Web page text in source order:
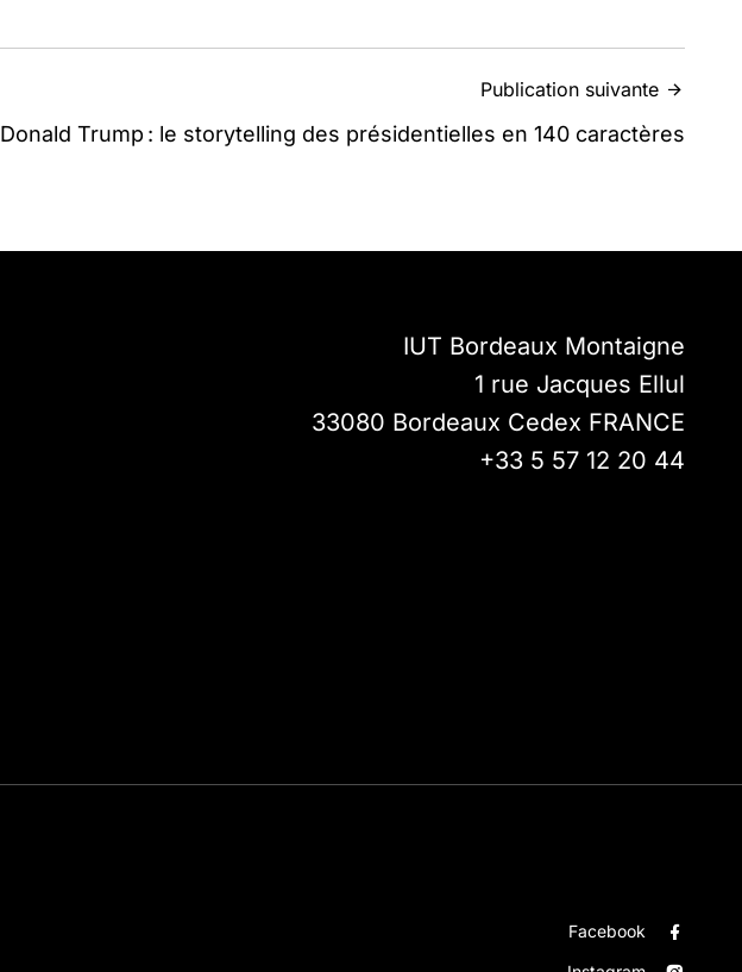
Publication suivante
Donald Trump : le storytelling des présidentielles en 140 caractères
IUT Bordeaux Montaigne
1 rue Jacques Ellul
33080 Bordeaux Cedex FRANCE
+33 5 57 12 20 44
Facebook